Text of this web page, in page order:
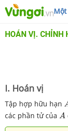
HOÁN VỊ. CHỈNH
I. Hoán vị
Tập hợp hữu hạn
các phần tử của A
A